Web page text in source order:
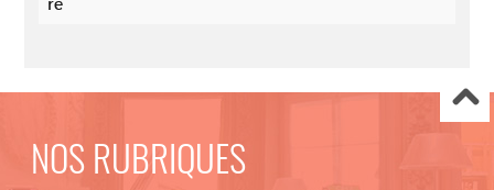
re
NOS RUBRIQUES